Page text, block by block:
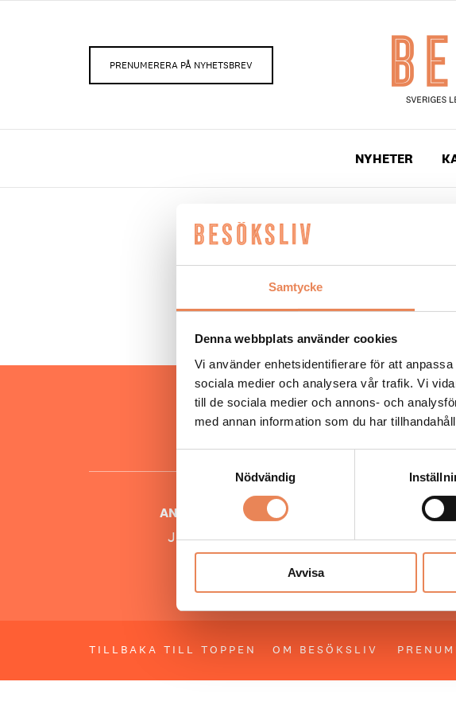
Samtycke
Denna webbplats använder cookies
Vi använder enhetsidentifierare för att
sociala medier och analysera vår trafik. Vi
till de sociala medier och annons- och
med annan information som du har
Nödvändig
Avvisa
PRENUMERERA PÅ NYHETSBREV
NYHETER
Inlägg taggade med
NYHETER | 24 november 2025
Trattoria Giorgio’s – ny italiensk
Hos oss läser du
besöksnäringen.
ANSVARIG UTGIVARE
Jonas Siljhammar
Allt
TILLBAKA TILL TOPPEN OM BESÖKSLIV